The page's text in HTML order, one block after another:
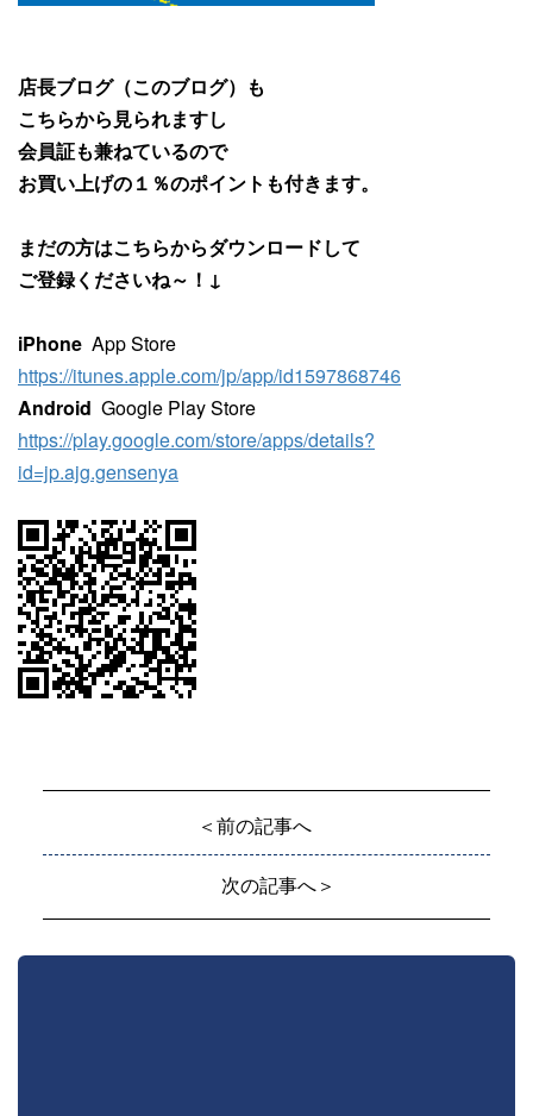
店長ブログ（このブログ）も
こちらから見られますし
会員証も兼ねているので
お買い上げの１％のポイントも付きます。
まだの方はこちらからダウンロードして
ご登録くださいね～！↓
iPhone App Store
https://itunes.apple.com/jp/app/id1597868746
Android Google Play Store
https://play.google.com/store/apps/details?
id=jp.ajg.gensenya
＜前の記事へ
次の記事へ＞